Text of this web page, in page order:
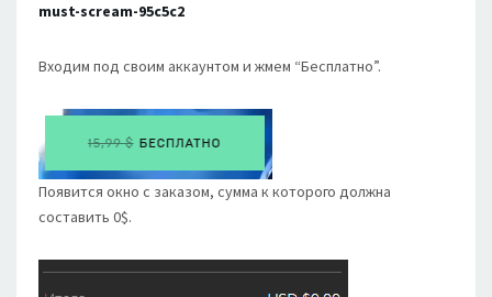
must-scream-95c5c2
Входим под своим аккаунтом и жмем “Бесплатно”.
Появится окно с заказом, сумма к которого должна
составить 0$.